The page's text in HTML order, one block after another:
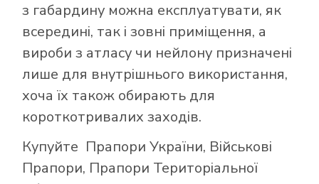
з габардину можна експлуатувати, як
всередині, так і зовні приміщення, а
вироби з атласу чи нейлону призначені
лише для внутрішнього використання,
хоча їх також обирають для
короткотривалих заходів.
Купуйте Прапори України, Військові
Прапори, Прапори Територіальної